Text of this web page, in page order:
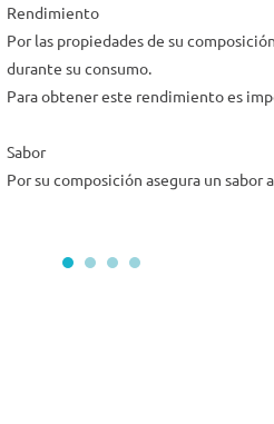
Rendimiento
Por las propiedades de su
durante su consumo.
Para obtener este rendimiento es
Sabor
Por su composición asegura un sabor